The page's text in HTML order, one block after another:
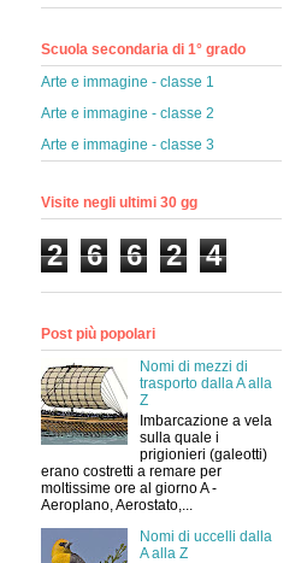
Scuola secondaria di 1° grado
Arte e immagine - classe 1
Arte e immagine - classe 2
Arte e immagine - classe 3
Visite negli ultimi 30 gg
2 6 6 2 4
Post più popolari
Nomi di mezzi di
trasporto dalla A alla
Z
Imbarcazione a vela
sulla quale i
prigionieri (galeotti)
erano costretti a remare per
moltissime ore al giorno A -
Aeroplano, Aerostato,...
Nomi di uccelli dalla
A alla Z